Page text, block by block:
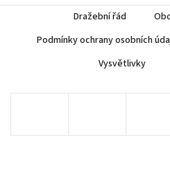
Dražební řád
Podmínky ochrany osobních
Vysvětlivky